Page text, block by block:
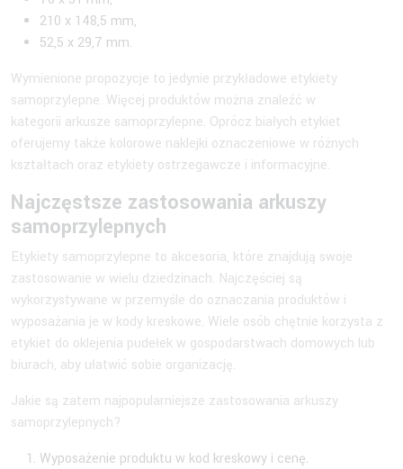
210 x 148,5 mm,
52,5 x 29,7 mm.
Wymienione propozycje to jedynie przykładowe etykiety
samoprzylepne. Więcej produktów można znaleźć w
kategorii arkusze samoprzylepne. Oprócz białych etykiet
oferujemy także kolorowe naklejki oznaczeniowe w różnych
kształtach oraz etykiety ostrzegawcze i informacyjne.
Najczęstsze zastosowania arkuszy
samoprzylepnych
Etykiety samoprzylepne to akcesoria, które znajdują swoje
zastosowanie w wielu dziedzinach. Najczęściej są
wykorzystywane w przemyśle do oznaczania produktów i
wyposażania je w kody kreskowe. Wiele osób chętnie korzysta z
etykiet do oklejenia pudełek w gospodarstwach domowych lub
biurach, aby ułatwić sobie organizację.
Jakie są zatem najpopularniejsze zastosowania arkuszy
samoprzylepnych?
Wyposażenie produktu w kod kreskowy i cenę.